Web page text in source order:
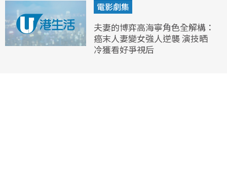
電影劇集
夫妻的博弈高海寧角色全解構：
癌末人妻變女強人逆襲 演技晒
冷獲看好爭視后